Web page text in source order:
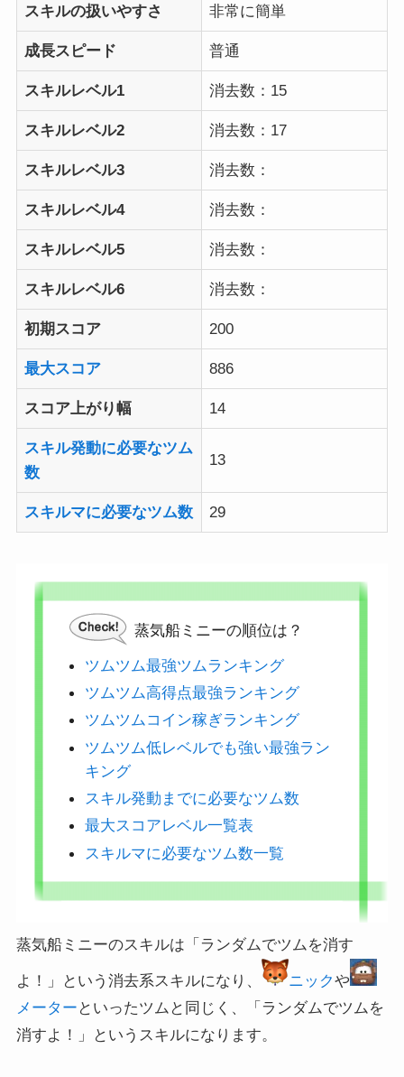
スキルの扱いやすさ 非常に簡単
成長スピード 普通
スキルレベル1 消去数：15
スキルレベル2 消去数：17
スキルレベル3 消去数：
スキルレベル4 消去数：
スキルレベル5 消去数：
スキルレベル6 消去数：
初期スコア 200
最大スコア 886
スコア上がり幅 14
スキル発動に必要なツム
数
13
スキルマに必要なツム数 29
蒸気船ミニーの順位は？
ツムツム最強ツムランキング
ツムツム高得点最強ランキング
ツムツムコイン稼ぎランキング
ツムツム低レベルでも強い最強ラン
キング
スキル発動までに必要なツム数
最大スコアレベル一覧表
スキルマに必要なツム数一覧
蒸気船ミニーのスキルは「ランダムでツムを消す
よ！」という消去系スキルになり、 ニックや
メーター といったツムと同じく、「ランダムでツムを
消すよ！」というスキルになります。